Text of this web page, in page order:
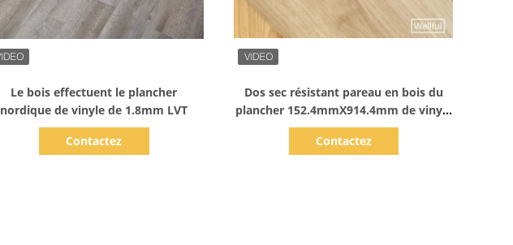
Le bois effectuent le plancher
nordique de vinyle de 1.8mm LVT
Contactez
Dos sec résistant pareau en bois du
plancher 152.4mmX914.4mm de vinyle
de la résistance de feu LVT
Contactez